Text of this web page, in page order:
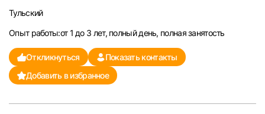
Ижевск
Екатеринбург
Саратов
Казань
Тульский
Опыт работы:от 1 до 3 лет, полный день, полная занятость
Откликнуться
Показать контакты
Добавить в избранное